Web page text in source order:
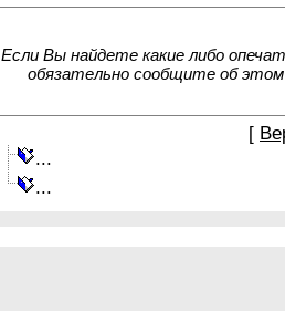
Если Вы найдете какие либо
обязательно сообщите об
[